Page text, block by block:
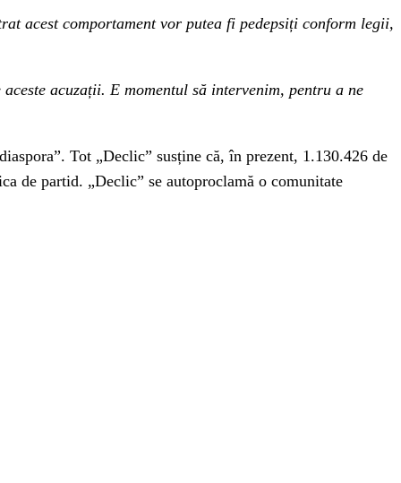
acest comportament vor putea fi pedepsiți conform legii,
acuzații. E momentul să intervenim, pentru a ne
Tot „Declic” susține că, în prezent, 1.130.426 de
de partid. „Declic” se autoproclamă o comunitate